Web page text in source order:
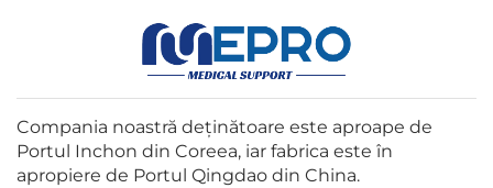
Compania noastră deținătoare este aproape de
Portul Inchon din Coreea, iar fabrica este în
apropiere de Portul Qingdao din China.